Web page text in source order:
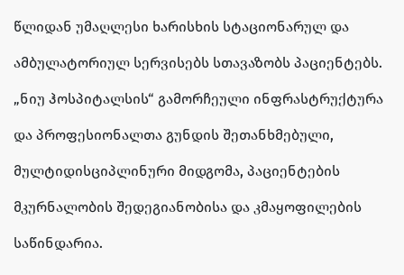
წლიდან უმაღლესი ხარისხის სტაციონარულ და
ამბულატორიულ სერვისებს სთავაზობს პაციენტებს.
„ნიუ ჰოსპიტალსის“ გამორჩეული ინფრასტრუქტურა
და პროფესიონალთა გუნდის შეთანხმებული,
მულტიდისციპლინური მიდგომა, პაციენტების
მკურნალობის შედეგიანობისა და კმაყოფილების
საწინდარია.